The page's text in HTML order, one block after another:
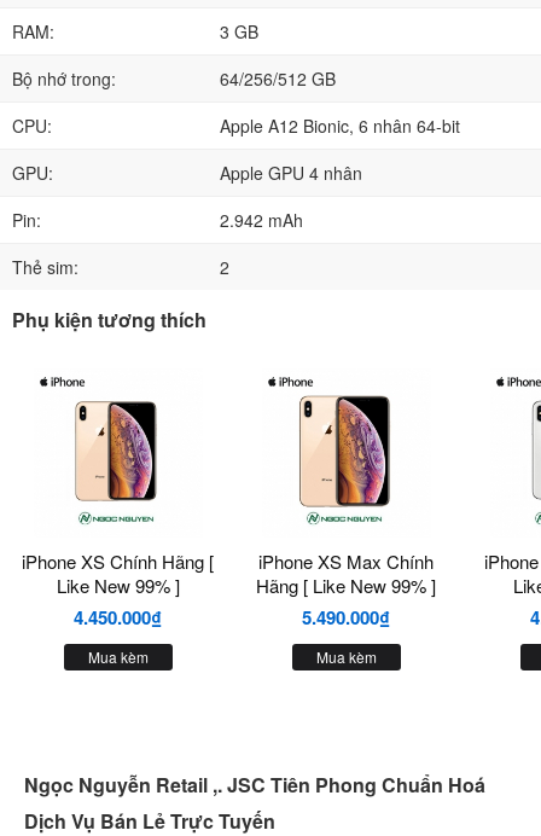
RAM:
3 GB
Bộ nhớ trong:
64/256/512 GB
CPU:
Apple A12 Bionic, 6 nhân 64-bit
GPU:
Apple GPU 4 nhân
Pin:
2.942 mAh
Thẻ sim:
2
Phụ kiện tương thích
iPhone XS Chính Hãng [
Like New 99% ]
4.450.000₫
Mua kèm
iPhone XS Max Chính
Hãng [ Like New 99% ]
5.490.000₫
Mua kèm
Ngọc Nguyễn Retail ,. JSC Tiên Phong Chuẩn Hoá
Dịch Vụ Bán Lẻ Trực Tuyến